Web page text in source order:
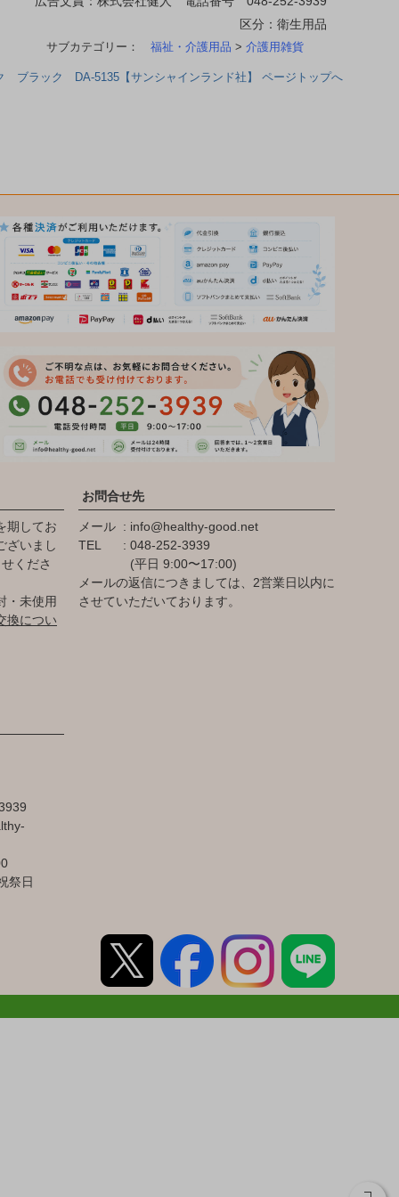
区分：衛生用品
サブカテゴリー： 福祉・介護用品 > 介護用雑貨
ブラック DA-5135【サンシャインランド社】 ページトップへ
期してお
ざいまし
くださ
・未使用
換につい
お問合せ先
メール
info@healthy-good.net
TEL
048-252-3939
(平日 9:00〜17:00)
メールの返信につきましては、2営業日以内に
させていただいております。
祭日